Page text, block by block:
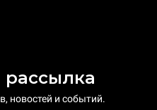
рассылка
новостей и событий.